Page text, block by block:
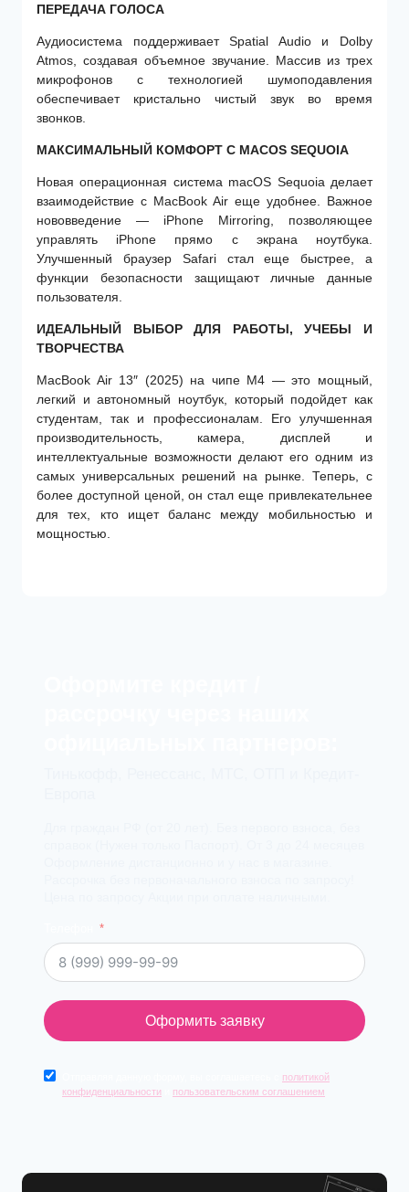
ПЕРЕДАЧА ГОЛОСА
Аудиосистема поддерживает Spatial Audio и Dolby
Atmos, создавая объемное звучание. Массив из трех
микрофонов с технологией шумоподавления
обеспечивает кристально чистый звук во время
звонков.
МАКСИМАЛЬНЫЙ КОМФОРТ С MACOS SEQUOIA
Новая операционная система macOS Sequoia делает
взаимодействие с MacBook Air еще удобнее. Важное
нововведение — iPhone Mirroring, позволяющее
управлять iPhone прямо с экрана ноутбука.
Улучшенный браузер Safari стал еще быстрее, а
функции безопасности защищают личные данные
пользователя.
ИДЕАЛЬНЫЙ ВЫБОР ДЛЯ РАБОТЫ, УЧЕБЫ И
ТВОРЧЕСТВА
MacBook Air 13″ (2025) на чипе M4 — это мощный,
легкий и автономный ноутбук, который подойдет как
студентам, так и профессионалам. Его улучшенная
производительность, камера, дисплей и
интеллектуальные возможности делают его одним из
самых универсальных решений на рынке. Теперь, с
более доступной ценой, он стал еще привлекательнее
для тех, кто ищет баланс между мобильностью и
мощностью.
Оформить заявку
политикой
конфиденциальности
пользовательским соглашением